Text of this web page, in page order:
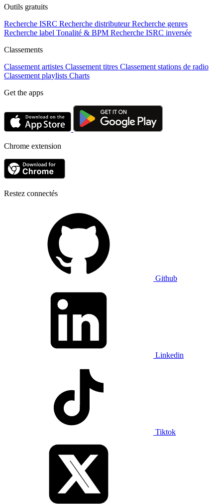
Outils gratuits
Recherche ISRC Recherche distributeur Recherche genres
Recherche label Tonalité & BPM Recherche ISRC inversée
Classements
Classement artistes Classement titres Classement stations de radio
Classement playlists Charts
Get the apps
Chrome extension
Restez connectés
Github
Linkedin
Tiktok